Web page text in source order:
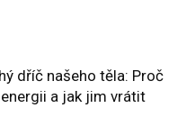
dříč našeho těla: Proč
a jak jim vrátit